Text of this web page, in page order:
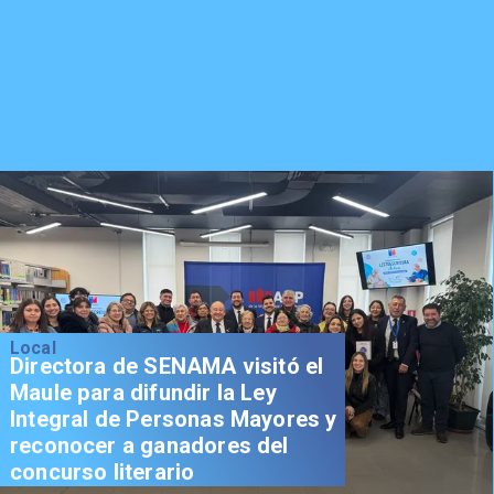
Local
Directora de SENAMA visitó el
Maule para difundir la Ley
Integral de Personas Mayores y
reconocer a ganadores del
concurso literario